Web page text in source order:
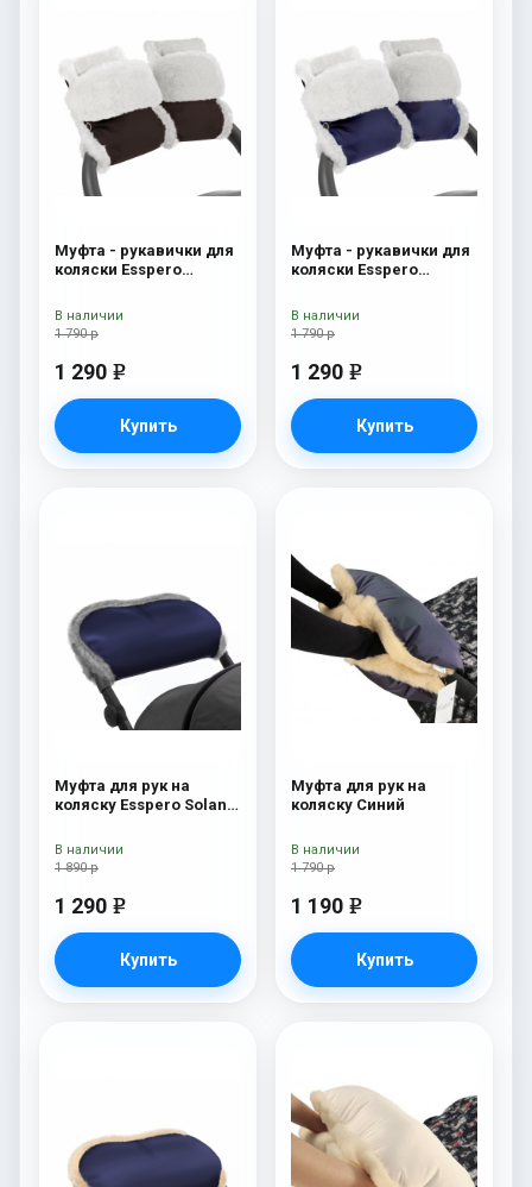
Муфта - рукавички для
коляски Esspero
шерсть) Chocolat
1 790 р
1 290 e
Купить
В наличии
Муфта - рукавички для
коляски Esspero
шерсть) Navy
1 790 р
1 290 e
Купить
В наличии
Муфта для рук на
коляску Esspero Solana
Deep Ocean
1 890 р
1 290 e
Купить
В наличии
Муфта для рук на
коляску Синий
1 790 р
1 190 e
Купить
В наличии